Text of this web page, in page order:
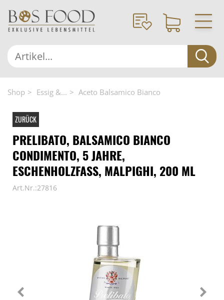
Shop Essig &... Aceto Balsamico Bianco
ZURÜCK
PRELIBATO, BALSAMICO BIANCO
CONDIMENTO, 5 JAHRE,
ESCHENHOLZFASS, MALPIGHI, 200 ML
Art.Nr.:27816